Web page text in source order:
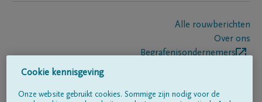
Alle rouwberichten
Over ons
Begrafenisondernemers
Cookie kennisgeving
Onze website gebruikt cookies. Sommige zijn nodig voor de